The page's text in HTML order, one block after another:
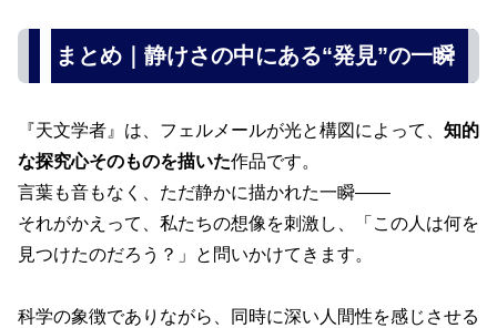
まとめ｜静けさの中にある“発見”の一瞬
『天文学者』は、フェルメールが光と構図によって、 知的
な探究心そのものを描いた作品です。
言葉も音もなく、ただ静かに描かれた一瞬――
それがかえって、私たちの想像を刺激し、「この人は何を
見つけたのだろう？」と問いかけてきます。
科学の象徴でありながら、同時に深い人間性を感じさせる